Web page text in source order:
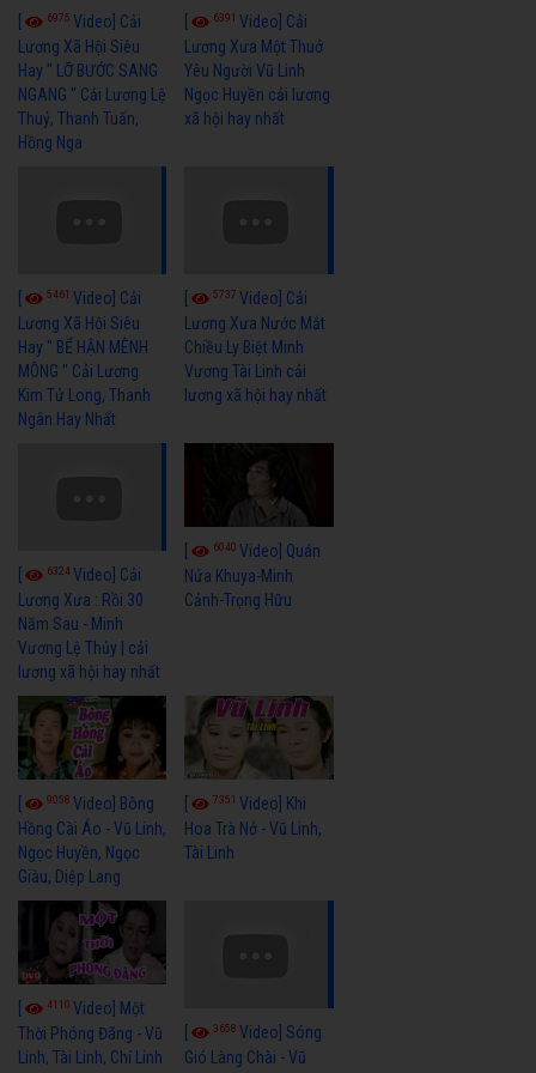
6975 Video] Cải
Lương Xã Hội Siêu
Hay " LỠ BƯỚC SANG
NGANG " Cải Lương Lệ
Thuỷ, Thanh Tuấn,
Hồng Nga
6391Video] Cải
Lương Xưa Một Thuở
Yêu Người Vũ Linh
Ngọc Huyền cải lương
xã hội hay nhất
5461 Video] Cải
Lương Xã Hội Siêu
Hay " BỂ HẬN MÊNH
MÔNG " Cải Lương
Kim Tử Long, Thanh
Ngân Hay Nhất
5737Video] Cải
Lương Xưa Nước Mắt
Chiều Ly Biệt Minh
Vương Tài Linh cải
lương xã hội hay nhất
6324Video] Cải
Lương Xưa : Rồi 30
Năm Sau - Minh
Vương Lệ Thủy | cải
lương xã hội hay nhất
6040Video] Quán
Nửa Khuya-Minh
Cảnh-Trọng Hữu
9058 Video] Bông
Hồng Cài Áo - Vũ Linh,
Ngọc Huyền, Ngọc
Giàu, Diệp Lang
7351Video] Khi
Hoa Trà Nở - Vũ Linh,
Tài Linh
4110 Video] Một
Thời Phóng Đãng - Vũ
Linh, Tài Linh, Chí Linh
3658Video] Sóng
Gió Làng Chài - Vũ